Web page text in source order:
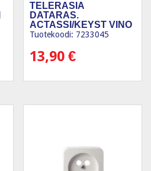
TELERASIA
DATARAS.
ACTASSI/KEYST VINO
AN
Tuotekoodi: 7233045
13,90€